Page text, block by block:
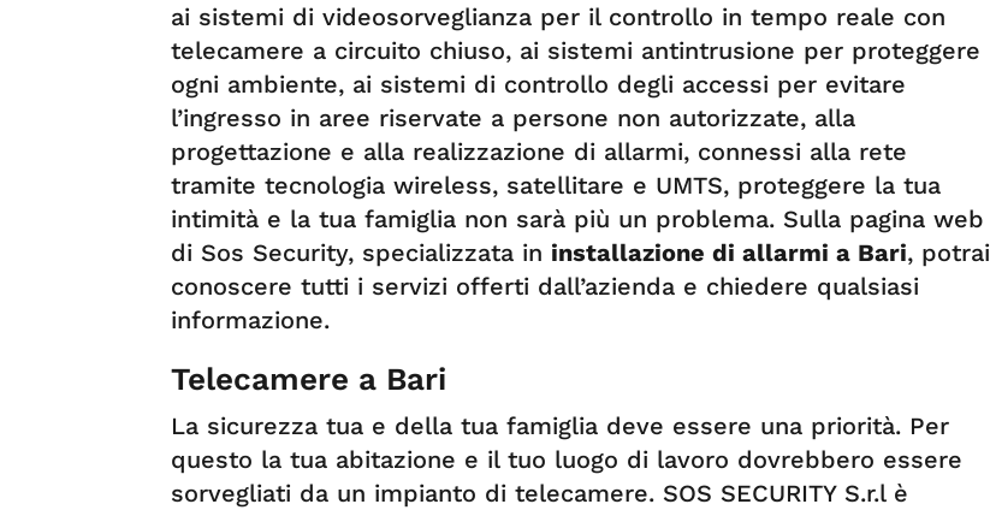
ai sistemi di videosorveglianza per il controllo in tempo reale con
telecamere a circuito chiuso, ai sistemi antintrusione per proteggere
ogni ambiente, ai sistemi di controllo degli accessi per evitare
l’ingresso in aree riservate a persone non autorizzate, alla
progettazione e alla realizzazione di allarmi, connessi alla rete
tramite tecnologia wireless, satellitare e UMTS, proteggere la tua
intimità e la tua famiglia non sarà più un problema. Sulla pagina web
di Sos Security, specializzata in installazione di allarmi a Bari, potrai
conoscere tutti i servizi offerti dall’azienda e chiedere qualsiasi
informazione.
Telecamere a Bari
La sicurezza tua e della tua famiglia deve essere una priorità. Per
questo la tua abitazione e il tuo luogo di lavoro dovrebbero essere
sorvegliati da un impianto di telecamere. SOS SECURITY S.r.l è